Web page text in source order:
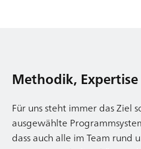
Methodik,
Für uns steht immer das Ziel
ausgewählte
dass auch alle im Team rund